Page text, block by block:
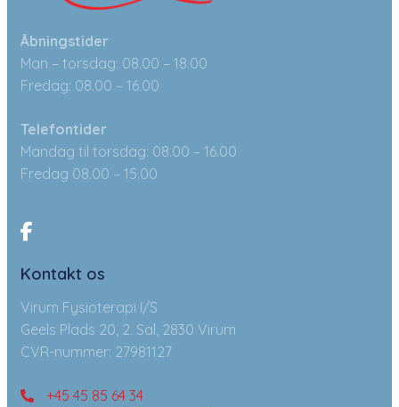
Åbningstider
Man – torsdag: 08.00 – 18.00
Fredag: 08.00 – 16.00
Telefontider
Mandag til torsdag: 08.00 – 16.00
Fredag 08.00 – 15.00
Kontakt os
Virum Fysioterapi I/S
Geels Plads 20, 2. Sal, 2830 Virum
CVR-nummer: 27981127
+45 45 85 64 34